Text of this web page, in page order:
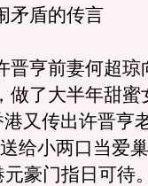
矛盾的传言
亨前妻何超琼
做了大半年甜蜜
又传出许晋亨
给小两口当爱
豪门指日可待